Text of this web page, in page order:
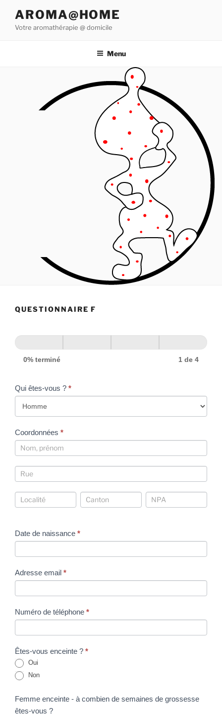
contenu
AROMA@HOME
Votre aromathérapie @ domicile
Menu
QUESTIONNAIRE F
0% terminé 1 de 4
Qui êtes-vous ? *
Coordonnées *
Coordonnées
Coordonnées
Coordonnées Coordonnées Coordonnées
Date de naissance *
Adresse email *
Numéro de téléphone *
Êtes-vous enceinte ? *
Oui
Non
Femme enceinte - à combien de semaines de grossesse
êtes-vous ?